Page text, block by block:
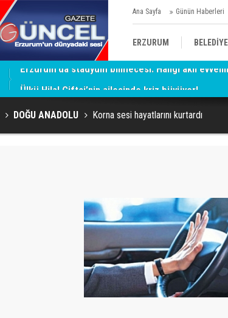
Ana Sayfa Günün Haberleri
ERZURUM
KÜLTÜR/SANAT//
DOĞU ANADOLU Korna sesi hayatlarını kurtardı